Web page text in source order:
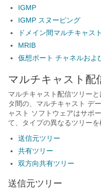
IGMP
IGMP スヌーピング
ドメイン間マルチキャスト
MRIB
仮想ポート チャネルおよ
マルチキャスト配
マルチキャスト配信ツリー
タ間の、マルチキャスト デ
ャスト ソフトウェアはサポ
て、タイプの異なるツリーを
送信元ツリー
共有ツリー
双方向共有ツリー
送信元ツリー